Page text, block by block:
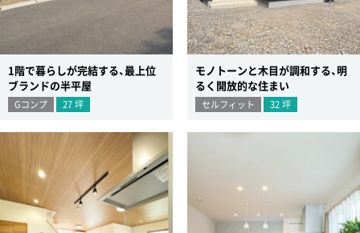
1階で暮らしが完結する、最上位
ブランドの半平屋
Gコンプ 27坪
モノトーンと木目が調和する、明
るく開放的な住まい
セルフィット 32坪